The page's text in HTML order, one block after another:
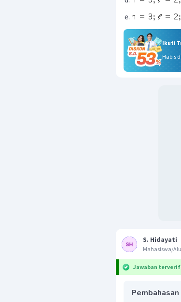
Ikuti
Habis
S. Hidayati
Mahasiswa/
Jawaban
Pembahasan